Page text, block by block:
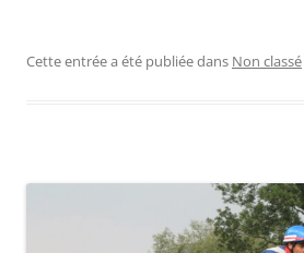
Cette entrée a été publiée dans Non classé